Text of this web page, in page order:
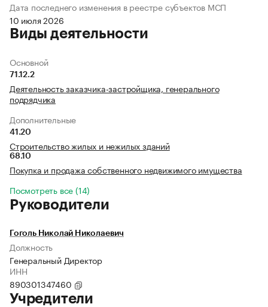
Дата последнего изменения в реестре субъектов МСП
10 июля 2026
Виды деятельности
Основной
71.12.2
Деятельность заказчика-застройщика, генерального
подрядчика
Дополнительные
41.20
Строительство жилых и нежилых зданий
68.10
Покупка и продажа собственного недвижимого имущества
Посмотреть все (14)
Руководители
Гоголь Николай Николаевич
Должность
Генеральный Директор
ИНН
890301347460
Учредители